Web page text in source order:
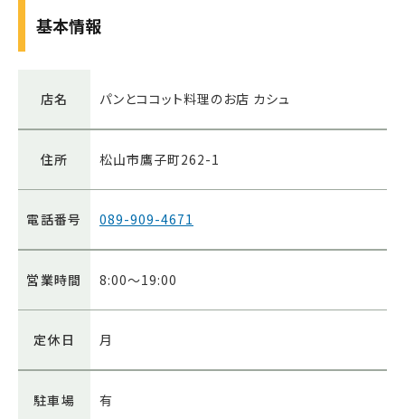
基本情報
店名 パンとココット料理のお店 カシュ
住所 松山市鷹子町262-1
電話番号 089-909-4671
営業時間 8:00～19:00
定休日 月
駐車場 有